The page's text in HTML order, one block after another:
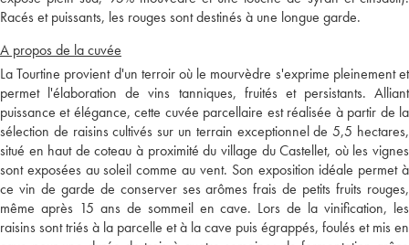
Racés et puissants, les rouges sont destinés à une longue garde.
A propos de la cuvée
La Tourtine provient d'un terroir où le mourvèdre s'exprime pleinement et
permet l'élaboration de vins tanniques, fruités et persistants. Alliant
puissance et élégance, cette cuvée parcellaire est réalisée à partir de la
sélection de raisins cultivés sur un terrain exceptionnel de 5,5 hectares,
situé en haut de coteau à proximité du village du Castellet, où les vignes
sont exposées au soleil comme au vent. Son exposition idéale permet à
ce vin de garde de conserver ses arômes frais de petits fruits rouges,
même après 15 ans de sommeil en cave. Lors de la vinification, les
raisins sont triés à la parcelle et à la cave puis égrappés, foulés et mis en